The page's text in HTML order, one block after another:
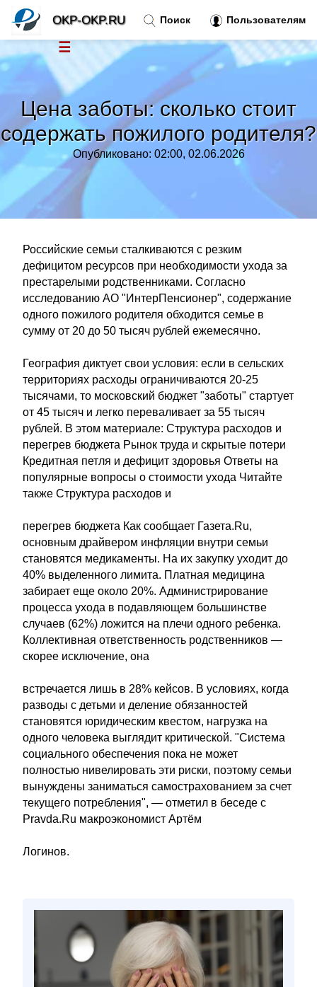
Цена заботы: сколько стоит
содержать пожилого родителя?
Опубликовано: 02:00, 02.06.2026
Российские семьи сталкиваются с резким
дефицитом ресурсов при необходимости ухода за
престарелыми родственниками. Согласно
исследованию АО "ИнтерПенсионер", содержание
одного пожилого родителя обходится семье в
сумму от 20 до 50 тысяч рублей ежемесячно.
География диктует свои условия: если в сельских
территориях расходы ограничиваются 20-25
тысячами, то московский бюджет "заботы" стартует
от 45 тысяч и легко переваливает за 55 тысяч
рублей. В этом материале: Структура расходов и
перегрев бюджета Рынок труда и скрытые потери
Кредитная петля и дефицит здоровья Ответы на
популярные вопросы о стоимости ухода Читайте
также Структура расходов и
перегрев бюджета Как сообщает Газета.Ru,
основным драйвером инфляции внутри семьи
становятся медикаменты. На их закупку уходит до
40% выделенного лимита. Платная медицина
забирает еще около 20%. Администрирование
процесса ухода в подавляющем большинстве
случаев (62%) ложится на плечи одного ребенка.
Коллективная ответственность родственников —
скорее исключение, она
встречается лишь в 28% кейсов. В условиях, когда
разводы с детьми и деление обязанностей
становятся юридическим квестом, нагрузка на
одного человека выглядит критической. "Система
социального обеспечения пока не может
полностью нивелировать эти риски, поэтому семьи
вынуждены заниматься самострахованием за счет
текущего потребления", — отметил в беседе с
Pravda.Ru макроэкономист Артём
Логинов.
Поиск Пользователям
OKP-OKP.RU
☰
Новости
Тренды новостей»
Рубрики»
Контакт»